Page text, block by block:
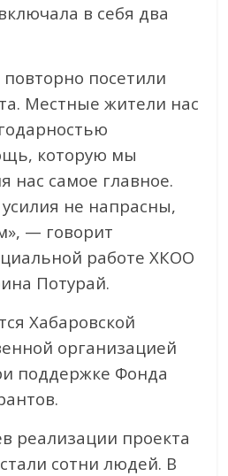
в себя два
посетили
Местные жители нас
которую мы
нас самое главное.
не напрасны,
— говорит
работе ХКОО
Потурай.
Хабаровской
организацией
поддержке Фонда
реализации проекта
сотни людей. В